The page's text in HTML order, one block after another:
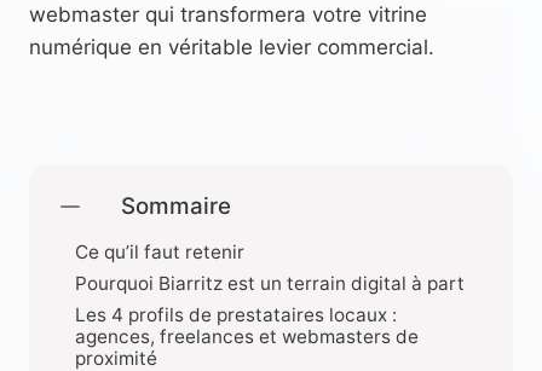
webmaster qui transformera votre vitrine
numérique en véritable levier commercial.
Sommaire
Ce qu’il faut retenir
Pourquoi Biarritz est un terrain digital à part
Les 4 profils de prestataires locaux :
agences, freelances et webmasters de
proximité